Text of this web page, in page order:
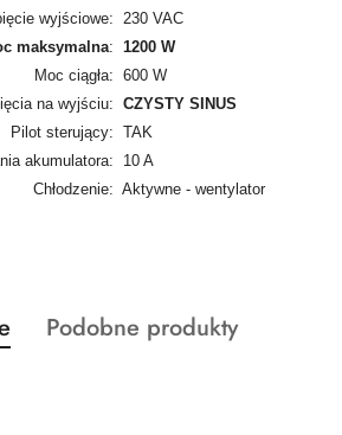
wyjściowe: 230 VAC
maksymalna: 1200 W
Moc ciągła: 600 W
na wyjściu:
CZYSTY SINUS
Pilot sterujący: TAK
akumulatora: 10 A
Chłodzenie: Aktywne - wentylator
produktów
Produkty
Podobne produkty